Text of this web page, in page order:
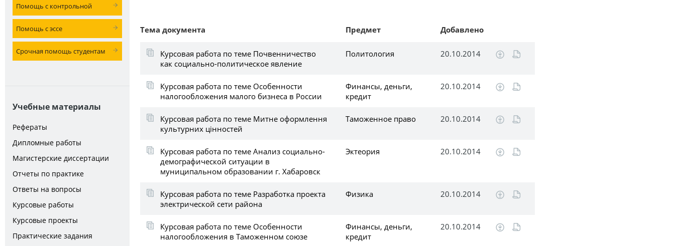
Помощь с контрольной
Помощь с эссе
Срочная помощь студентам
Учебные материалы
Рефераты
Дипломные работы
Магистерские диссертации
Отчеты по практике
Ответы на вопросы
Курсовые работы
Курсовые проекты
Практические задания
Тема документа Предмет Добавлено
Курсовая работа по теме Почвенничество
как социально-политическое явление
Политология 20.10.2014
Курсовая работа по теме Особенности
налогообложения малого бизнеса в России
Финансы, деньги,
кредит
20.10.2014
Курсовая работа по теме Митне оформлення
культурних цінностей
Таможенное право 20.10.2014
Курсовая работа по теме Анализ социально-
демографической ситуации в
муниципальном образовании г. Хабаровск
Эктеория 20.10.2014
Курсовая работа по теме Разработка проекта
электрической сети района
Физика 20.10.2014
Курсовая работа по теме Особенности
налогообложения в Таможенном союзе
Финансы, деньги,
кредит
20.10.2014